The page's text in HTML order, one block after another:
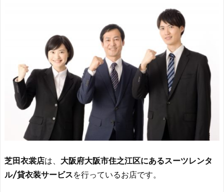
芝田衣裳店は、 大阪府大阪市住之江区にあるスーツレンタ
ル/貸衣装サービスを行っているお店です。